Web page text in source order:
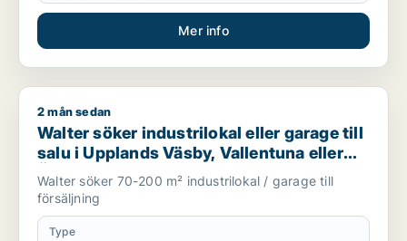
Mer info
Walter söker industrilokal eller garage till salu i Upplands
2 mån sedan
Walter söker industrilokal eller garage till
salu i Upplands Väsby, Vallentuna eller
Österåker m.fl.
Walter söker 70-200 m² industrilokal / garage till
försäljning
Type